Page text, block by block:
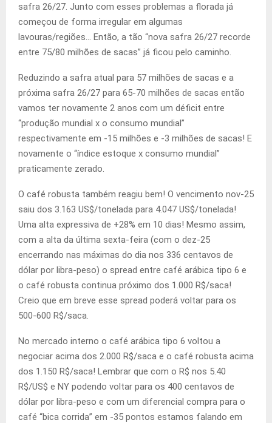
safra 26/27. Junto com esses problemas a florada já
começou de forma irregular em algumas
lavouras/regiões… Então, a tão “nova safra 26/27 recorde
entre 75/80 milhões de sacas” já ficou pelo caminho.
Reduzindo a safra atual para 57 milhões de sacas e a
próxima safra 26/27 para 65-70 milhões de sacas então
vamos ter novamente 2 anos com um déficit entre
“produção mundial x o consumo mundial”
respectivamente em -15 milhões e -3 milhões de sacas! E
novamente o “índice estoque x consumo mundial”
praticamente zerado.
O café robusta também reagiu bem! O vencimento nov-25
saiu dos 3.163 US$/tonelada para 4.047 US$/tonelada!
Uma alta expressiva de +28% em 10 dias! Mesmo assim,
com a alta da última sexta-feira (com o dez-25
encerrando nas máximas do dia nos 336 centavos de
dólar por libra-peso) o spread entre café arábica tipo 6 e
o café robusta continua próximo dos 1.000 R$/saca!
Creio que em breve esse spread poderá voltar para os
500-600 R$/saca.
No mercado interno o café arábica tipo 6 voltou a
negociar acima dos 2.000 R$/saca e o café robusta acima
dos 1.150 R$/saca! Lembrar que com o R$ nos 5.40
R$/US$ e NY podendo voltar para os 400 centavos de
dólar por libra-peso e com um diferencial compra para o
café “bica corrida” em -35 pontos estamos falando em